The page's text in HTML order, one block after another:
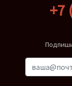
+7